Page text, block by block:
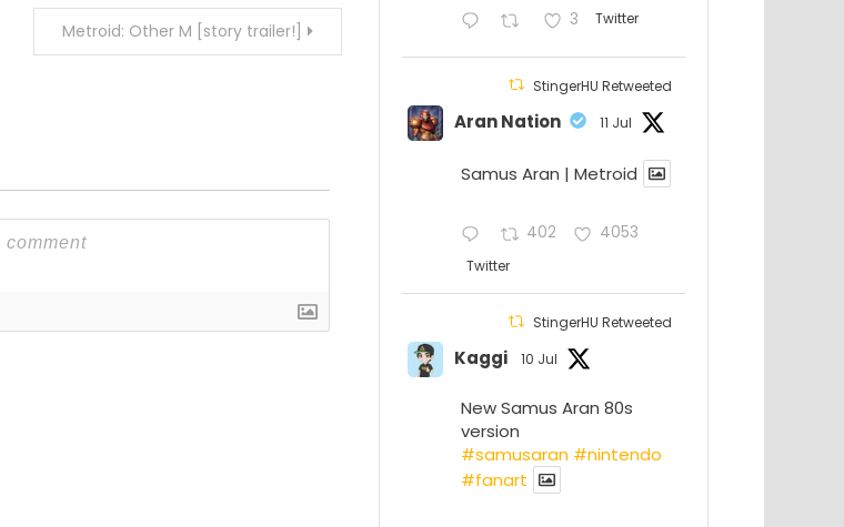
Metroid: Other M [story trailer!]
3 Twitter
StingerHU Retweeted
Aran Nation 11 Jul
Samus Aran | Metroid
402 4053
Twitter
StingerHU Retweeted
Kaggi 10 Jul
New Samus Aran 80s
version
#samusaran #nintendo
#fanartㅤㅤㅤㅤ